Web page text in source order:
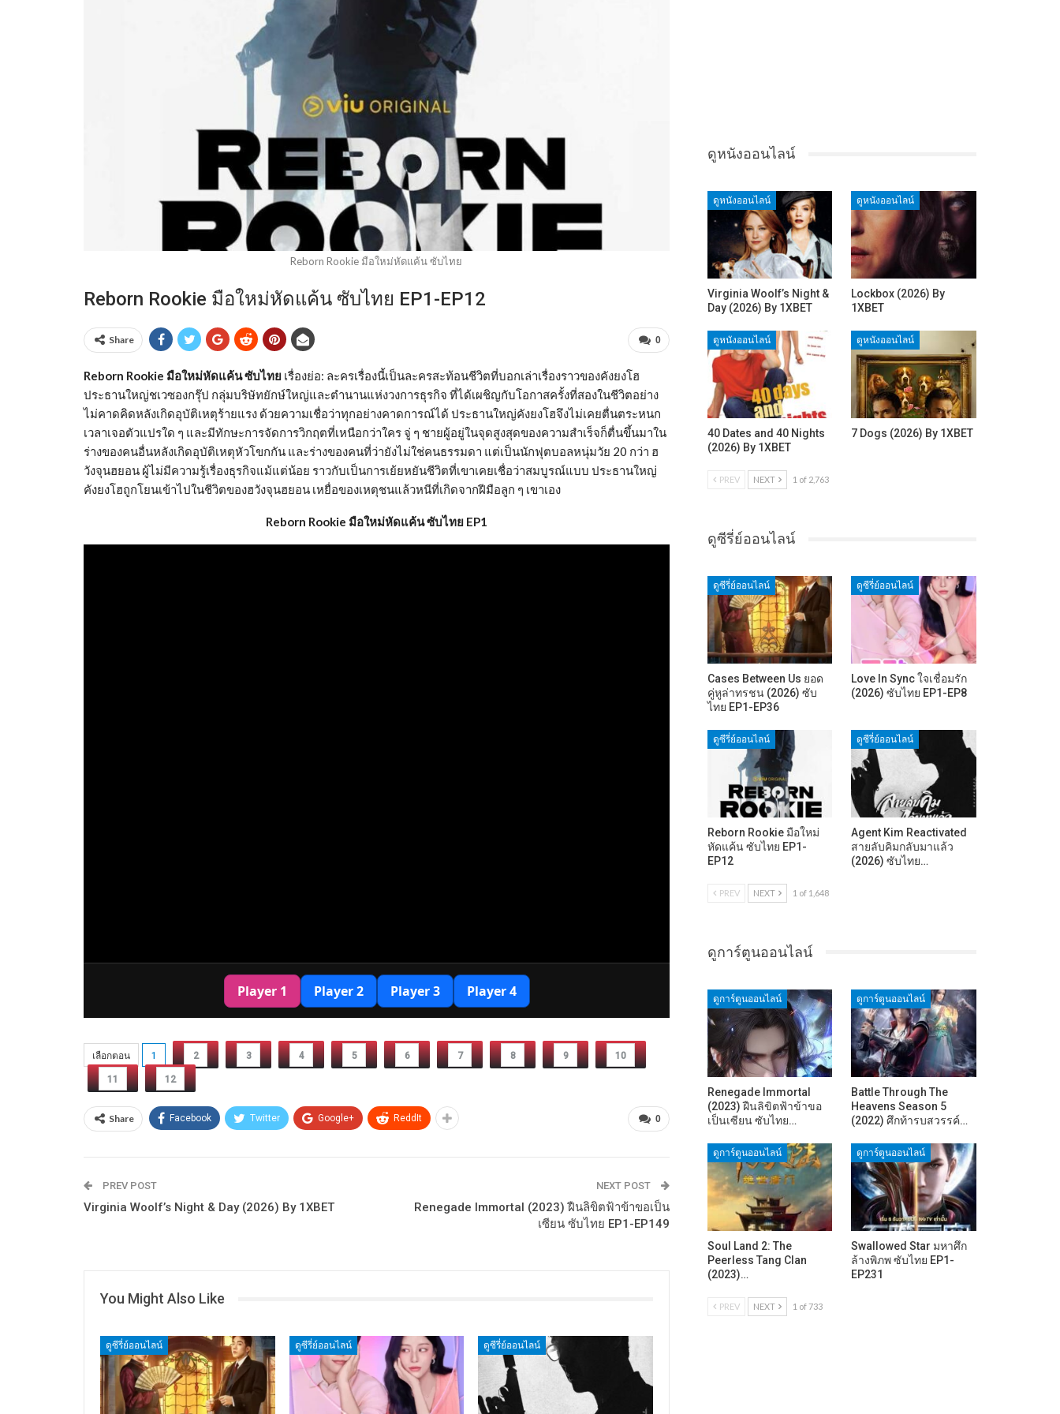
Reborn Rookie มือใหม่หัดแค้น ซับไทย
Reborn Rookie มือใหม่หัดแค้น ซับไทย EP1-EP12
0
Share
Reborn Rookie มือใหม่หัดแค้น ซับไทย เรื่องย่อ: ละครเรื่องนี้เป็นละครสะท้อนชีวิตที่บอกเล่าเรื่องราวของคังยงโฮ
ประธานใหญ่ชเวซองกรุ๊ป กลุ่มบริษัทยักษ์ใหญ่และตำนานแห่งวงการธุรกิจ ที่ได้เผชิญกับโอกาสครั้งที่สองในชีวิตอย่าง
ไม่คาดคิดหลังเกิดอุบัติเหตุร้ายแรง ด้วยความเชื่อว่าทุกอย่างคาดการณ์ได้ ประธานใหญ่คังยงโฮจึงไม่เคยตื่นตระหนก
เวลาเจอตัวแปรใด ๆ และมีทักษะการจัดการวิกฤตที่เหนือกว่าใคร จู่ ๆ ชายผู้อยู่ในจุดสูงสุดของความสำเร็จก็ตื่นขึ้นมาใน
ร่างของคนอื่นหลังเกิดอุบัติเหตุหัวโขกกัน และร่างของคนที่ว่ายังไม่ใช่คนธรรมดา แต่เป็นนักฟุตบอลหนุ่มวัย 20 กว่า ฮ
วังจุนฮยอน ผู้ไม่มีความรู้เรื่องธุรกิจแม้แต่น้อย ราวกับเป็นการเย้ยหยันชีวิตที่เขาเคยเชื่อว่าสมบูรณ์แบบ ประธานใหญ่
คังยงโฮถูกโยนเข้าไปในชีวิตของฮวังจุนฮยอน เหยื่อของเหตุชนแล้วหนีที่เกิดจากฝีมือลูก ๆ เขาเอง
Reborn Rookie มือใหม่หัดแค้น ซับไทย EP1
เลือกตอน 1 2 3 4 5 6 7 8 9 10
11 12
0
Share Facebook Twitter Google+ ReddIt
PREV POST
Virginia Woolf’s Night & Day (2026) By 1XBET
NEXT POST
Renegade Immortal (2023) ฝืนลิขิตฟ้าข้าขอเป็น
เซียน ซับไทย EP1-EP149
You Might Also Like
ดูซีรี่ย์ออนไลน์ ดูซีรี่ย์ออนไลน์ ดูซีรี่ย์ออนไลน์
ดูหนังออนไลน์
ดูหนังออนไลน์
Virginia Woolf’s Night &
Day (2026) By 1XBET
ดูหนังออนไลน์
Lockbox (2026) By
1XBET
ดูหนังออนไลน์
40 Dates and 40 Nights
(2026) By 1XBET
ดูหนังออนไลน์
7 Dogs (2026) By 1XBET
PREV NEXT 1 of 2,763
ดูซีรี่ย์ออนไลน์
ดูซีรี่ย์ออนไลน์
Cases Between Us ยอด
คู่หูล่าทรชน (2026) ซับ
ไทย EP1-EP36
ดูซีรี่ย์ออนไลน์
Love In Sync ใจเชื่อมรัก
(2026) ซับไทย EP1-EP8
ดูซีรี่ย์ออนไลน์
Reborn Rookie มือใหม่
หัดแค้น ซับไทย EP1-
EP12
ดูซีรี่ย์ออนไลน์
Agent Kim Reactivated
สายลับคิมกลับมาแล้ว
(2026) ซับไทย…
PREV NEXT 1 of 1,648
ดูการ์ตูนออนไลน์
ดูการ์ตูนออนไลน์
Renegade Immortal
(2023) ฝืนลิขิตฟ้าข้าขอ
เป็นเซียน ซับไทย…
ดูการ์ตูนออนไลน์
Battle Through The
Heavens Season 5
(2022) ศึกท้ารบสวรรค์…
ดูการ์ตูนออนไลน์
Soul Land 2: The
Peerless Tang Clan
(2023)…
ดูการ์ตูนออนไลน์
Swallowed Star มหาศึก
ล้างพิภพ ซับไทย EP1-
EP231
PREV NEXT 1 of 733